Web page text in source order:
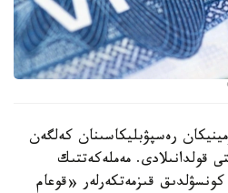
رەسپۋبليكاسىنان كەلگەن
قولدانىلادى. مەملەكەتتىك
كونسۋلدىق قىزمەتكەرلەر «قوعام